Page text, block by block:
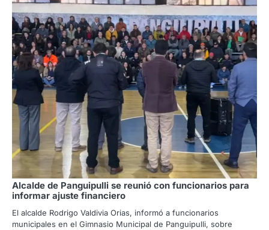
Alcalde de Panguipulli se reunió con funcionarios para
informar ajuste financiero
El alcalde Rodrigo Valdivia Orias, informó a funcionarios
municipales en el Gimnasio Municipal de Panguipulli, sobre